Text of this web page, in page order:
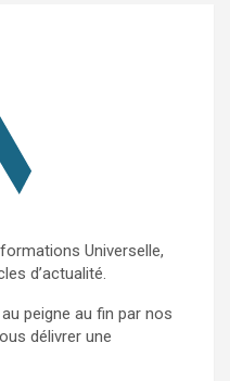
Universelle,
d’actualité.
peigne au fin par nos
délivrer une